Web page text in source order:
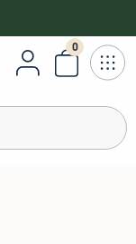
0
Antal